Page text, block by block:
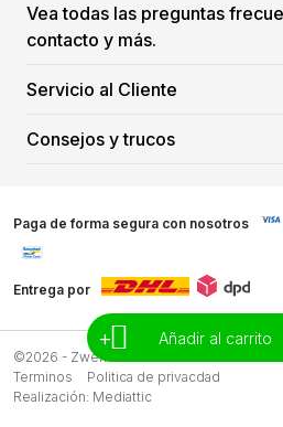
+ Añadir al carrito
Vea todas las preguntas
contacto y más.
Servicio al Cliente
Consejos y trucos
Paga de forma segura con nosotros
Entrega por
©2026 - Zwemreus
Terminos
Politica de privacdad
Realización: Mediattic